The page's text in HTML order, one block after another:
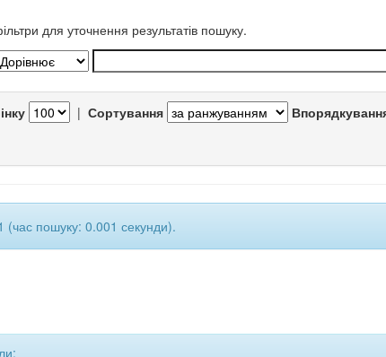
для уточнення результатів пошуку.
| Сортування
(час пошуку: 0.001 секунди).